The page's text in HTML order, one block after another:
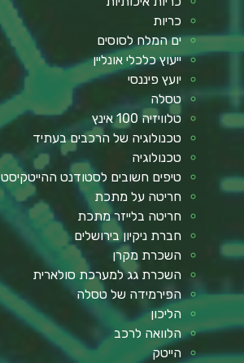
כריות
ים המלח לסוסים
ייעוץ כלכלי אונליין
יועץ פיננסי
טסלה
טלוויזיה 100 אינץ
טכנולוגיה של הרכבים בעתיד
טכנולוגיה
טיפים חשובים לסטודנט ההייטקיסט
חריטה על מתכת
חריטה בלייזר מתכת
חברת ניקיון בירושלים
השכרת מקרן
השכרת גג למערכת סולארית
הפירמידה של טסלה
הליכון
הלוואה לרכב
הייטק